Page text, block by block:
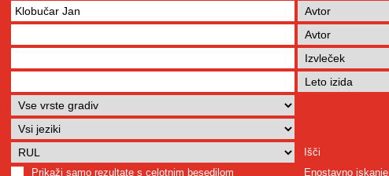
Išči
Prikaži samo rezultate s celotnim besedilom
Enostavno iskanje